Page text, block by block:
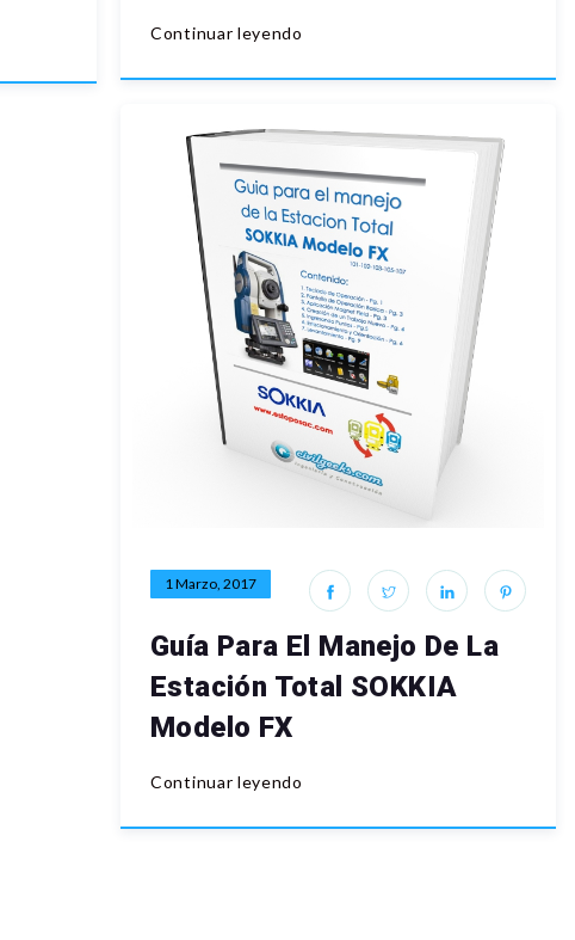
Continuar leyendo
1 Marzo, 2017
Guía Para El Manejo De La
Estación Total SOKKIA
Modelo FX
Continuar leyendo